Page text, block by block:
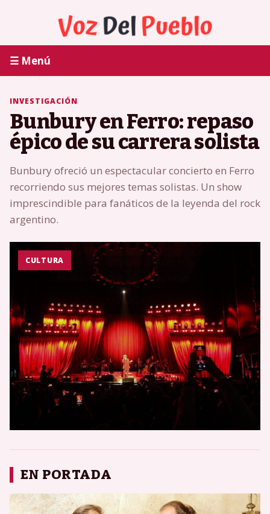
☰ Menú
INVESTIGACIÓN
Bunbury en Ferro: repaso
épico de su carrera solista
Bunbury ofreció un espectacular concierto en Ferro
recorriendo sus mejores temas solistas. Un show
imprescindible para fanáticos de la leyenda del rock
argentino.
CULTURA
EN PORTADA